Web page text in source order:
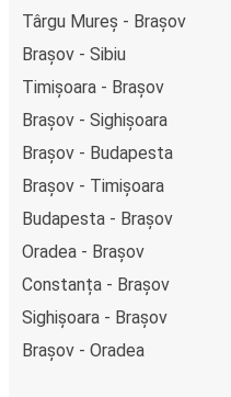
Târgu Mureș - Brașov
Brașov - Sibiu
Timișoara - Brașov
Brașov - Sighișoara
Brașov - Budapesta
Brașov - Timișoara
Budapesta - Brașov
Oradea - Brașov
Constanța - Brașov
Sighișoara - Brașov
Brașov - Oradea